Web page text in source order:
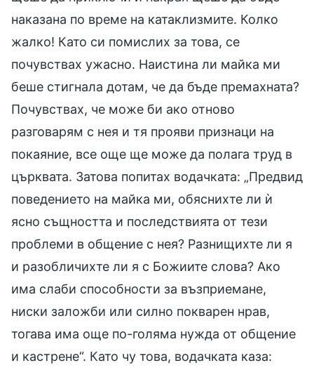
наказана по време на катаклизмите. Колко
жалко! Като си помислих за това, се
почувствах ужасно. Наистина ли майка ми
беше стигнала дотам, че да бъде премахната?
Почувствах, че може би ако отново
разговарям с нея и тя прояви признаци на
покаяние, все още ще може да полага труд в
църквата. Затова попитах водачката: „Предвид
поведението на майка ми, обяснихте ли ѝ
ясно същността и последствията от тези
проблеми в общение с нея? Разнищихте ли я
и разобличихте ли я с Божиите слова? Ако
има слаби способности за възприемане,
ниски заложби или силно покварен нрав,
тогава има още по-голяма нужда от общение
и кастрене“. Като чу това, водачката каза: